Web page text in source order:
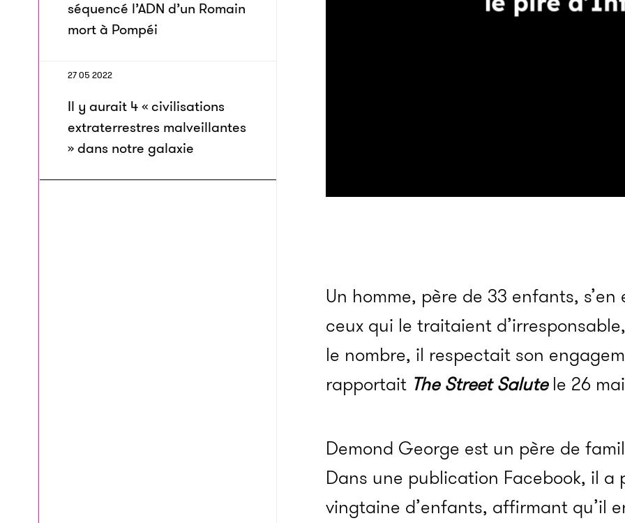
séquencé l’ADN d’un Romain
mort à Pompéi
27 05 2022
Il y aurait 4 « civilisations
extraterrestres malveillantes
» dans notre galaxie
Un homme, père de 33 enfants,
ceux qui le traitaient
le nombre, il respectait son
rapportait The Street Salutele 26
Demond George est un père de
Dans une publication Facebook, il a
vingtaine d’enfants, affirmant qu’il